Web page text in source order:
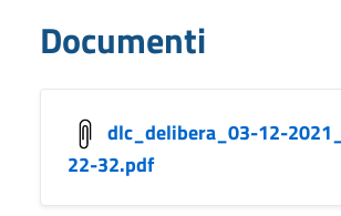
Documenti
dlc_delibera_03-12-
22-32.pdf